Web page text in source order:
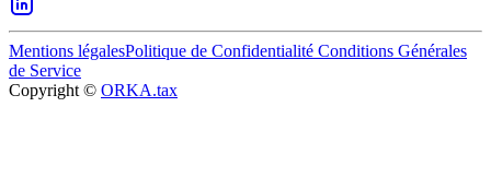
Mentions légalesPolitique de Confidentialité Conditions Générales
de Service
Copyright © ORKA.tax